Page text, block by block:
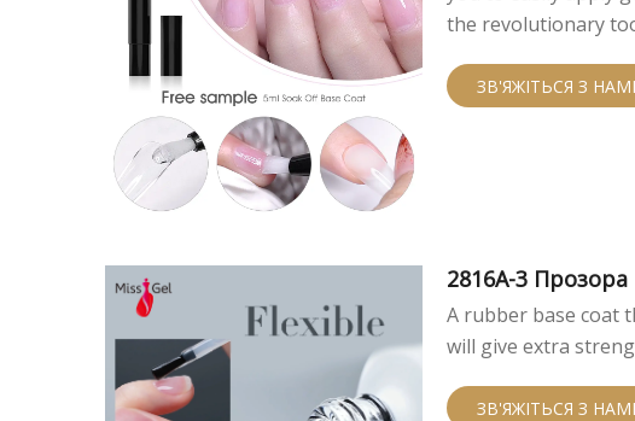
the revolutionary
ЗВ'ЯЖІТЬСЯ З
2816A-3
A rubber base coat
will give extra
ЗВ'ЯЖІТЬСЯ З